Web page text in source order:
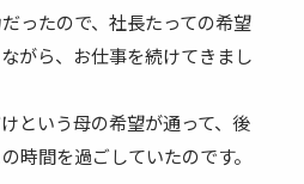
ったので、社長たっての希望
がら、お仕事を続けてきまし
という母の希望が通って、後
時間を過ごしていたのです。